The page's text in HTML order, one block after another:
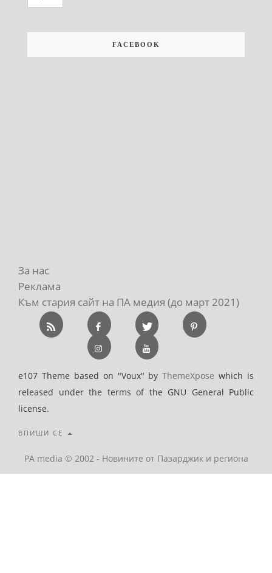
FACEBOOK
За нас
Реклама
Към стария сайт на ПА медия (до март 2021)
e107 Theme based on "Voux" byThemeXpose which is
released under the terms of the GNU General Public
license.
ВПИШИ СЕ
PA media © 2002 - Новините от Пазарджик и региона